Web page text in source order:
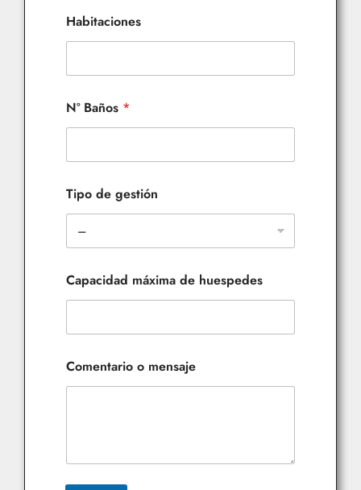
Habitaciones
Nº Baños *
Tipo de gestión
Capacidad máxima de huespedes
Comentario o mensaje